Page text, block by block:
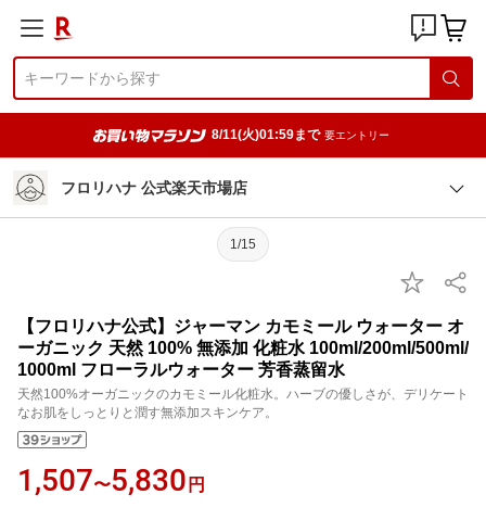
8/11(火)01:59まで 要エントリー
フロリハナ 公式楽天市場店
1/15
【フロリハナ公式】ジャーマン カモミール ウォーター オ
ーガニック 天然 100% 無添加 化粧水 100ml/200ml/500ml/
1000ml フローラルウォーター 芳香蒸留水
天然100%オーガニックのカモミール化粧水。ハーブの優しさが、デリケート
なお肌をしっとりと潤す無添加スキンケア。
1,507〜5,830 円